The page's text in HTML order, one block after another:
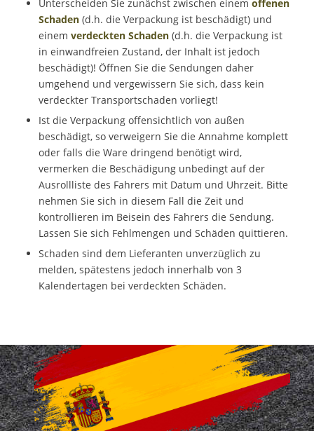
Unterscheiden Sie zunächst zwischen einem offenen
Schaden(d.h. die Verpackung ist beschädigt) und
einem verdeckten Schaden(d.h. die Verpackung ist
in einwandfreien Zustand, der Inhalt ist jedoch
beschädigt)! Öffnen Sie die Sendungen daher
umgehend und vergewissern Sie sich, dass kein
verdeckter Transportschaden vorliegt!
Ist die Verpackung offensichtlich von außen
beschädigt, so verweigern Sie die Annahme komplett
oder falls die Ware dringend benötigt wird,
vermerken die Beschädigung unbedingt auf der
Ausrollliste des Fahrers mit Datum und Uhrzeit. Bitte
nehmen Sie sich in diesem Fall die Zeit und
kontrollieren im Beisein des Fahrers die Sendung.
Lassen Sie sich Fehlmengen und Schäden quittieren.
Schaden sind dem Lieferanten unverzüglich zu
melden, spätestens jedoch innerhalb von 3
Kalendertagen bei verdeckten Schäden.